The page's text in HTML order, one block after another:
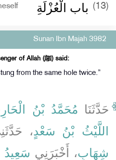
(13) باب الْعُزْلَةِ
Sunan Ibn Majah 3982
Abu Hurairah said that the Messenger of Allah (ﷺ) said:
from the same hole twice.”
حَدَّثَنَا مُحَمَّدُ بْنُ
اللَّيْثُ بْنُ سَعْدٍ،
شِهَابٍ، أَخْبَرَنِي